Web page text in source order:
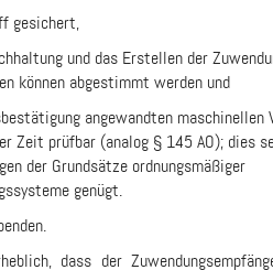
gesichert,
und das Erstellen der
können abgestimmt werden und
angewandten maschinellen
Zeit prüfbar (analog § 145 AO); dies
der Grundsätze ordnungsmäßiger
genügt.
dass der